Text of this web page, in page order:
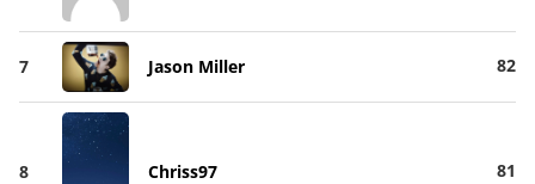
7 Jason Miller 82
8 Chriss97 81